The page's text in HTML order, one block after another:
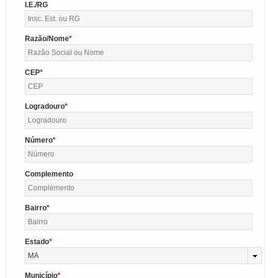
I.E./RG
Razão/Nome
CEP
Logradouro
Número
Complemento
Bairro
Estado
MA
Município